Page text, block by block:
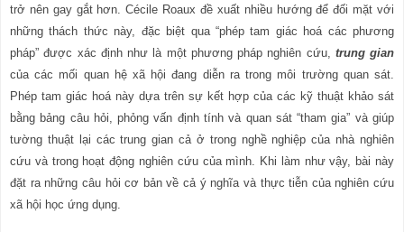
trở nên gay gắt hơn. Cécile Roaux đề xuất nhiều hướng để đối mặt với
những thách thức này, đặc biệt qua “phép tam giác hoá các phương
pháp” được xác định như là một phương pháp nghiên cứu, trung gian
của các mối quan hệ xã hội đang diễn ra trong môi trường quan sát.
Phép tam giác hoá này dựa trên sự kết hợp của các kỹ thuật khảo sát
bằng bảng câu hỏi, phỏng vấn định tính và quan sát “tham gia” và giúp
tường thuật lại các trung gian cả ở trong nghề nghiệp của nhà nghiên
cứu và trong hoạt động nghiên cứu của mình. Khi làm như vậy, bài này
đặt ra những câu hỏi cơ bản về cả ý nghĩa và thực tiễn của nghiên cứu
xã hội học ứng dụng.